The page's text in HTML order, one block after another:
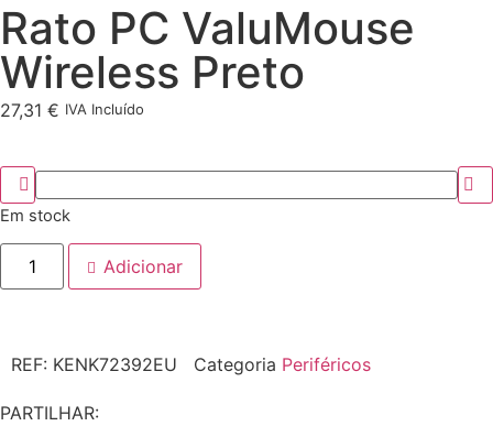
Rato PC ValuMouse
Wireless Preto
27,31 € IVA Incluído
Em stock
Adicionar
REF: KENK72392EU Categoria Periféricos
PARTILHAR: